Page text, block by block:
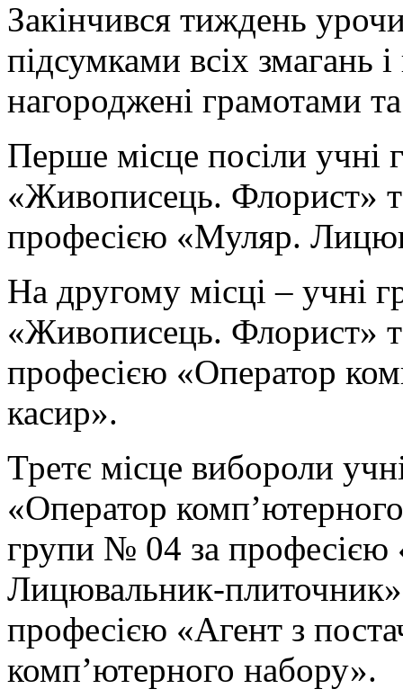
Закінчився тиждень
підсумками всіх змагань
нагороджені грамотами
Перше місце посіли
«Живописець. Флорист»
професією «Муляр.
На другому місці – учні
«Живописець. Флорист»
професією «Оператор
касир».
Третє місце вибороли
«Оператор
групи № 04 за
Лицювальник-
професією «Агент з
комп’ютерного набору».